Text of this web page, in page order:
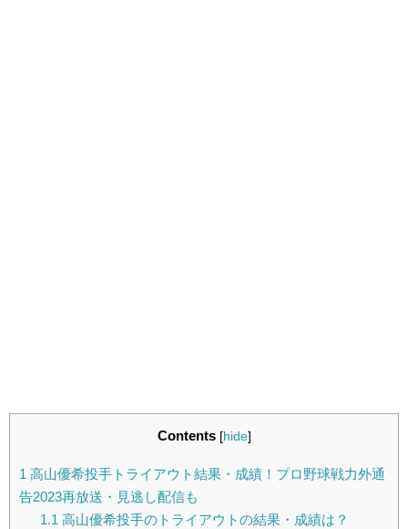
Contents [hide]
1 高山優希投手トライアウト結果・成績！プロ野球戦力外通
告2023再放送・見逃し配信も
1.1 高山優希投手のトライアウトの結果・成績は？